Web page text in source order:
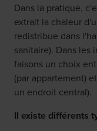
Dans la pratique,
extrait la chaleur
redistribue dans
sanitaire). Dans les
faisons un choix
(par appartement)
un endroit central).
Il existe différents